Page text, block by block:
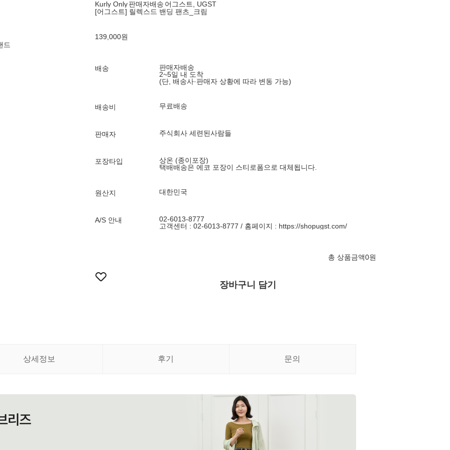
드
Kurly Only판매자배송 어그스트, UGST
[어그스트] 릴렉스드 밴딩 팬츠_크림
139,000원
배송
판매자배송
2~5일 내 도착
(단, 배송사·판매자 상황에 따라 변동 가능)
배송비 무료배송
판매자 주식회사 세련된사람들
포장타입
상온 (종이포장)
택배배송은 에코 포장이 스티로폼으로 대체됩니다.
원산지 대한민국
A/S 안내
02-6013-8777
고객센터 : 02-6013-8777 / 홈페이지 : https://shopugst.com/
총 상품금액0원
장바구니 담기
상세정보 후기 문의